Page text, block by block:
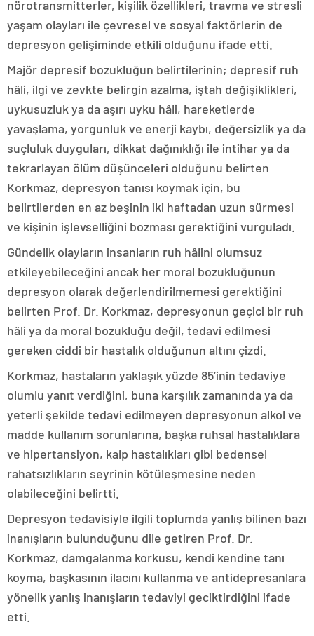
nörotransmitterler, kişilik özellikleri, travma ve stresli
yaşam olayları ile çevresel ve sosyal faktörlerin de
depresyon gelişiminde etkili olduğunu ifade etti.
Majör depresif bozukluğun belirtilerinin; depresif ruh
hâli, ilgi ve zevkte belirgin azalma, iştah değişiklikleri,
uykusuzluk ya da aşırı uyku hâli, hareketlerde
yavaşlama, yorgunluk ve enerji kaybı, değersizlik ya da
suçluluk duyguları, dikkat dağınıklığı ile intihar ya da
tekrarlayan ölüm düşünceleri olduğunu belirten
Korkmaz, depresyon tanısı koymak için, bu
belirtilerden en az beşinin iki haftadan uzun sürmesi
ve kişinin işlevselliğini bozması gerektiğini vurguladı.
Gündelik olayların insanların ruh hâlini olumsuz
etkileyebileceğini ancak her moral bozukluğunun
depresyon olarak değerlendirilmemesi gerektiğini
belirten Prof. Dr. Korkmaz, depresyonun geçici bir ruh
hâli ya da moral bozukluğu değil, tedavi edilmesi
gereken ciddi bir hastalık olduğunun altını çizdi.
Korkmaz, hastaların yaklaşık yüzde 85’inin tedaviye
olumlu yanıt verdiğini, buna karşılık zamanında ya da
yeterli şekilde tedavi edilmeyen depresyonun alkol ve
madde kullanım sorunlarına, başka ruhsal hastalıklara
ve hipertansiyon, kalp hastalıkları gibi bedensel
rahatsızlıkların seyrinin kötüleşmesine neden
olabileceğini belirtti.
Depresyon tedavisiyle ilgili toplumda yanlış bilinen bazı
inanışların bulunduğunu dile getiren Prof. Dr.
Korkmaz, damgalanma korkusu, kendi kendine tanı
koyma, başkasının ilacını kullanma ve antidepresanlara
yönelik yanlış inanışların tedaviyi geciktirdiğini ifade
etti.